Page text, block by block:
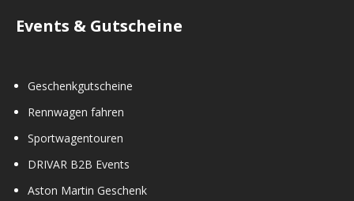
Events & Gutscheine
Geschenkgutscheine
Rennwagen fahren
Sportwagentouren
DRIVAR B2B Events
Aston Martin Geschenk